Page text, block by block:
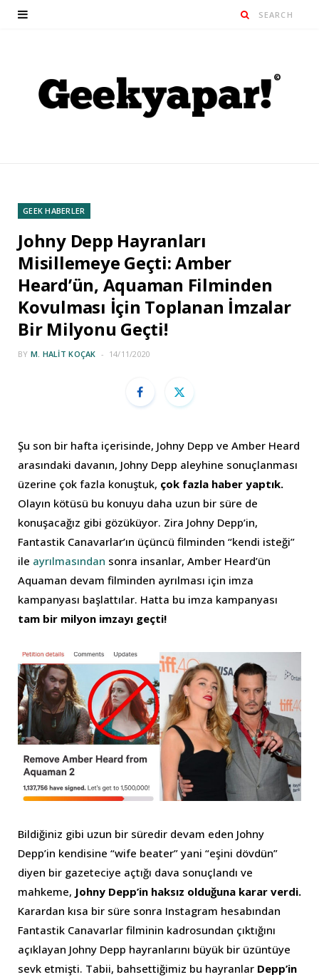
GEEK HABERLER
Johny Depp Hayranları
Misillemeye Geçti: Amber
Heard’ün, Aquaman Filminden
Kovulması İçin Toplanan İmzalar
Bir Milyonu Geçti!
BY M. HALIT KOÇAK 14/11/2020
Şu son bir hafta içerisinde, Johny Depp ve Amber Heard
arasındaki davanın, Johny Depp aleyhine sonuçlanması
üzerine çok fazla konuştuk, çok fazla haber yaptık.
Olayın kötüsü bu konuyu daha uzun bir süre de
konuşacağız gibi gözüküyor. Zira Johny Depp’in,
Fantastik Canavarlar’ın üçüncü filminden “kendi isteği”
ile ayrılmasından sonra insanlar, Amber Heard’ün
Aquaman devam filminden ayrılması için imza
kampanyası başlattılar. Hatta bu imza kampanyası
tam bir milyon imzayı geçti!
Bildiğiniz gibi uzun bir süredir devam eden Johny
Depp’in kendisine “wife beater” yani “eşini dövdün”
diyen bir gazeteciye açtığı dava sonuçlandı ve
mahkeme, Johny Depp’in haksız olduğuna karar verdi.
Karardan kısa bir süre sonra Instagram hesabından
Fantastik Canavarlar filminin kadrosundan çıktığını
açıklayan Johny Depp hayranlarını büyük bir üzüntüye
sevk etmişti. Tabii, bahsettiğimiz bu hayranlar Depp’in